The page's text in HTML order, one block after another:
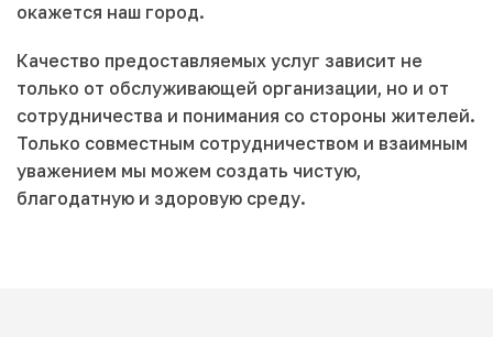
окажется наш город.
Качество предоставляемых услуг зависит не
только от обслуживающей организации, но и от
сотрудничества и понимания со стороны жителей.
Только совместным сотрудничеством и взаимным
уважением мы можем создать чистую,
благодатную и здоровую среду.